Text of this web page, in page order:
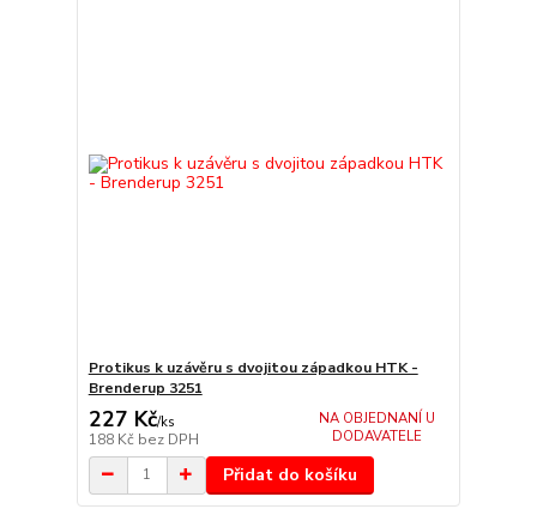
Protikus k uzávěru s dvojitou západkou HTK -
Brenderup 3251
227 Kč/ks
188 Kč bez DPH
NA OBJEDNANÍ U
DODAVATELE
Přidat do košíku